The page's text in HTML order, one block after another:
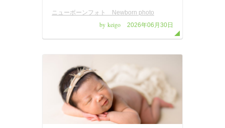
ニューボーンフォト Newborn photo
by keigo 2026年06月30日